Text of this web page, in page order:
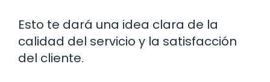
Esto te dará una idea clara de la
calidad del servicio y la satisfacción
del cliente.